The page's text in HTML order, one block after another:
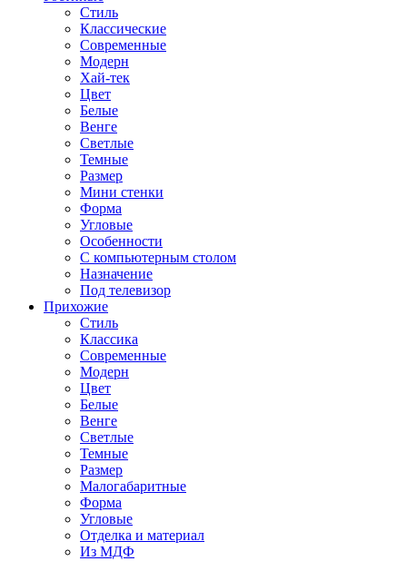
Стиль
Классические
Современные
Модерн
Хай-тек
Цвет
Белые
Венге
Светлые
Темные
Размер
Мини стенки
Форма
Угловые
Особенности
С компьютерным столом
Назначение
Под телевизор
Прихожие
Стиль
Классика
Современные
Модерн
Цвет
Белые
Венге
Светлые
Темные
Размер
Малогабаритные
Форма
Угловые
Отделка и материал
Из МДФ